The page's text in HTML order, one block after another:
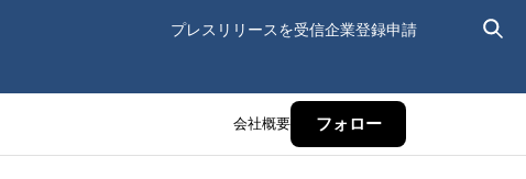
プレスリリースを受信企業登録申請
会社概要 フォロー